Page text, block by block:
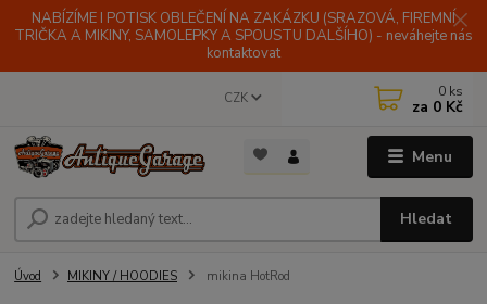
NABÍZÍME I POTISK OBLEČENÍ NA ZAKÁZKU (SRAZOVÁ, FIREMNÍ
TRIČKA A MIKINY, SAMOLEPKY A SPOUSTU DALŠÍHO) - neváhejte nás
kontaktovat
Menu
CZK
Hledat
0 ks
za 0 Kč
Úvod MIKINY / HOODIES mikina HotRod